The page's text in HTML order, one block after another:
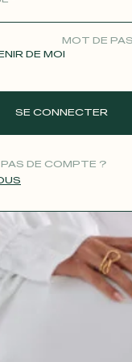
MOT DE
DE MOI
SE CONNECTER
DE COMPTE ?